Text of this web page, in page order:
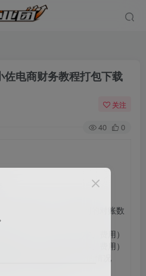
电商财务教程打包下载
关注
40 0
单字段解析，需要用到的对账数
程（收入、退款、成本、费用）
程（收入、退款、成本、费用）
如何冲减收入和退货的情况
票，订单开票）